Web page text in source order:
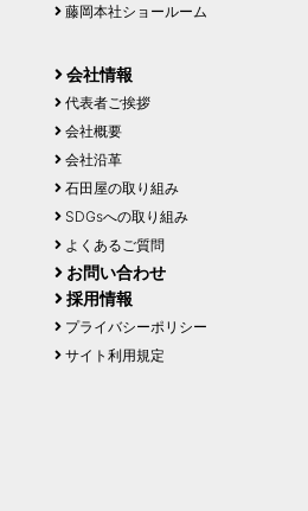
藤岡本社ショールーム
会社情報
代表者ご挨拶
会社概要
会社沿革
石田屋の取り組み
SDGsへの取り組み
よくあるご質問
お問い合わせ
採用情報
プライバシーポリシー
サイト利用規定